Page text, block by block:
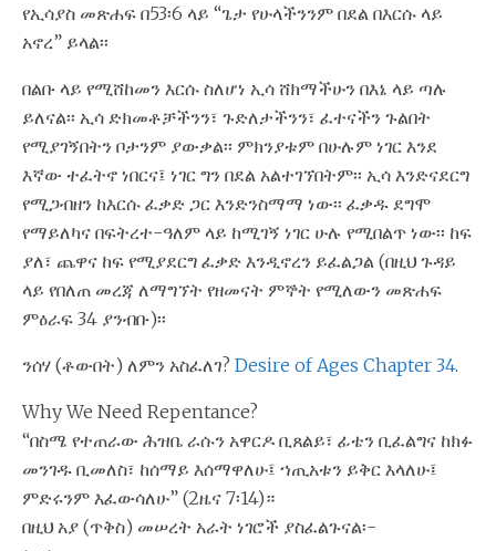
የኢሳያስ መጽሐፍ በ53፡6 ላይ “ጌታ የሁላችንንም በደል በእርሱ ላይ
አኖረ” ይላል፡፡
በልቡ ላይ የሚሸከመን እርሱ ስለሆነ ኢሳ ሸክማችሁን በእኔ ላይ ጣሉ
ይለናል፡፡ ኢሳ ድክመቶቻችንን፣ ጉድለታችንን፣ ፈተናችን ጉልበት
የሚያገኝበትን ቦታንም ያውቃል፡፡ ምክንያቱም በሁሉም ነገር እንደ
እኛው ተፈትኖ ነበርና፤ ነገር ግን በደል አልተገኘበትም፡፡ ኢሳ እንድናደርግ
የሚጋብዘን ከእርሱ ፈቃድ ጋር እንድንስማማ ነው፡፡ ፈቃዱ ደግሞ
የማይለካና በፍትረተ-ዓለም ላይ ከሚገኝ ነገር ሁሉ የሚበልጥ ነው፡፡ ከፍ
ያለ፣ ጨዋና ከፍ የሚያደርግ ፈቃድ እንዲኖረን ይፈልጋል (በዚህ ጉዳይ
ላይ የበለጠ መረጃ ለማግኘት የዘመናት ምኞት የሚለውን መጽሐፍ
ምዕራፍ 34 ያንብቡ)፡፡
ንሰሃ (ቶውበት) ለምን አስፈለገ? Desire of Ages Chapter 34.
Why We Need Repentance?
“በስሜ የተጠራው ሕዝቤ ራሱን አዋርዶ ቢጸልይ፣ ፊቴን ቢፈልግና ከክፉ
መንገዱ ቢመለስ፣ ከሰማይ እሰማዋለሁ፤ ኀጢአቱን ይቅር እላለሁ፤
ምድሩንም እፈውሳለሁ” (2ዜና 7፡14)።
በዚህ አያ (ጥቅስ) መሠረት አራት ነገሮች ያስፈልጉናል፡-